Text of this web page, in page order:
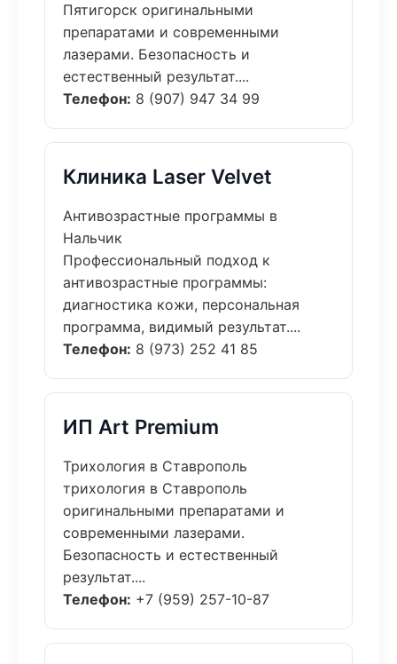
Пятигорск оригинальными
препаратами и современными
лазерами. Безопасность и
естественный результат....
Телефон: 8 (907) 947 34 99
Клиника Laser Velvet
Антивозрастные программы в
Нальчик
Профессиональный подход к
антивозрастные программы:
диагностика кожи, персональная
программа, видимый результат....
Телефон: 8 (973) 252 41 85
ИП Art Premium
Трихология в Ставрополь
трихология в Ставрополь
оригинальными препаратами и
современными лазерами.
Безопасность и естественный
результат....
Телефон: +7 (959) 257-10-87